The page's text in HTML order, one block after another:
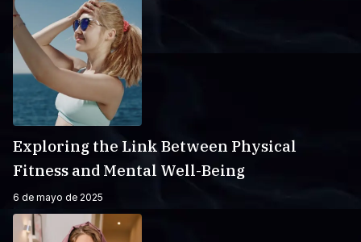
Exploring the Link Between Physical
Fitness and Mental Well-Being
6 de mayo de 2025